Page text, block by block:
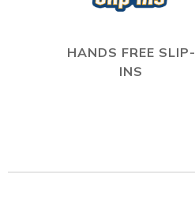
HANDS FREE SLIP-
INS